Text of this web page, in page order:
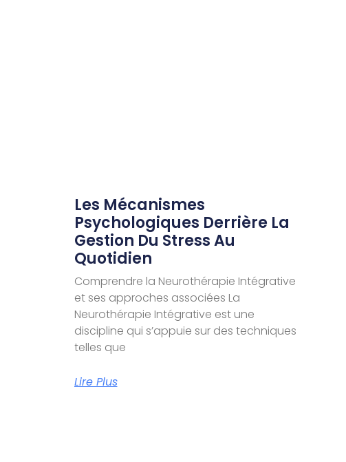
Les Mécanismes
Psychologiques Derrière La
Gestion Du Stress Au
Quotidien
Comprendre la Neurothérapie Intégrative
et ses approches associées La
Neurothérapie Intégrative est une
discipline qui s’appuie sur des techniques
telles que
Lire Plus